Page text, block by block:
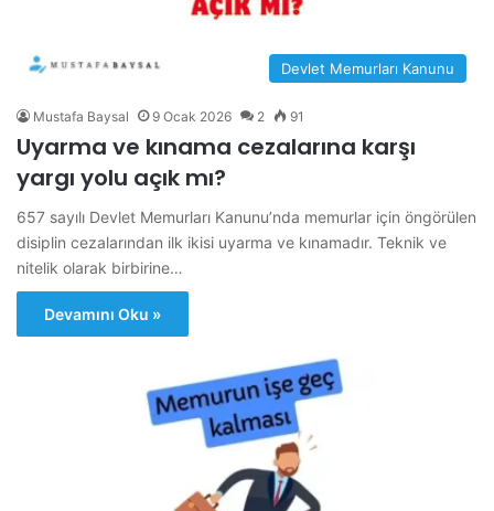
Devlet Memurları Kanunu
Mustafa Baysal 9 Ocak 2026 2 91
Uyarma ve kınama cezalarına karşı
yargı yolu açık mı?
657 sayılı Devlet Memurları Kanunu’nda memurlar için öngörülen
disiplin cezalarından ilk ikisi uyarma ve kınamadır. Teknik ve
nitelik olarak birbirine…
Devamını Oku »